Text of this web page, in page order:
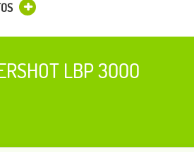
LBP 3000